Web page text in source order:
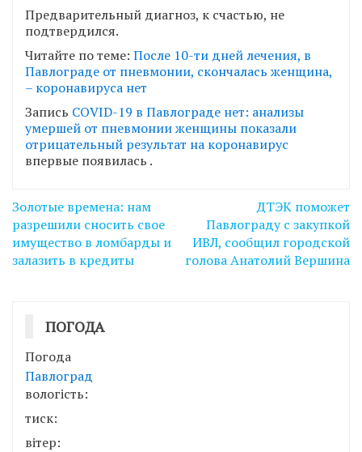
Предварительный диагноз, к счастью, не
подтвердился.
Читайте по теме: После 10-ти дней лечения, в
Павлограде от пневмонии, скончалась женщина,
– коронавируса нет
Запись СОVID-19 в Павлограде нет: анализы
умершей от пневмонии женщины показали
отрицательный результат на коронавирус
впервые появилась .
Навігація
записів
Золотые времена: нам
разрешили сносить свое
имущество в ломбарды и
залазить в кредиты
ДТЭК поможет
Павлограду с закупкой
ИВЛ, сообщил городской
голова Анатолий Вершина
ПОГОДА
Погода
Павлоград
вологість:
тиск:
вітер: